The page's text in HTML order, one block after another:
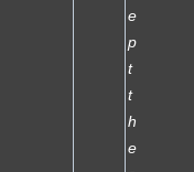
e
p
t
t
h
e